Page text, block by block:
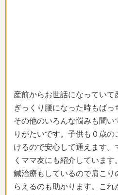
産前からお世話になっていて
ぎっくり腰になった時もばっ
その他のいろんな悩みも聞い
りがたいです。子供も０歳
けるので安心して通えます。
くママ友にも紹介しています。
鍼治療もしているので肩こり
らえるのも助かります。こ